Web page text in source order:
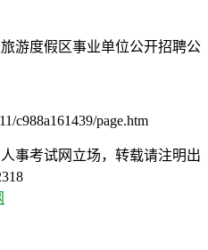
游度假区事业单位公开招聘公
c988a161439/page.htm
事考试网立场，转载请注明出